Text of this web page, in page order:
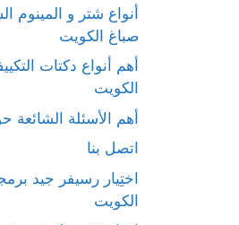
أنواع شتر و المينوم
صباغ الكويت
أهم أنواع دكتات
الكويت
أهم الأسئلة
اتصل بنا
الكويت